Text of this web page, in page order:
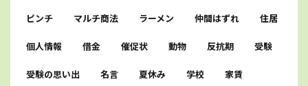
ピンチ マルチ商法 ラーメン 仲間はずれ 住居
個人情報 借金 催促状 動物 反抗期 受験
受験の思い出 名言 夏休み 学校 家賃